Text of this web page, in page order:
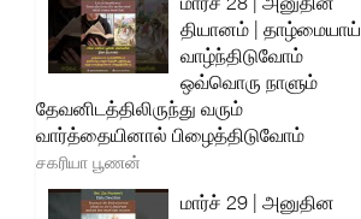
தியானம் | தாழ்மையாய்
வாழ்ந்திடுவோம்
ஒவ்வொரு நாளும்
தேவனிடத்திலிருந்து வரும்
வார்த்தையினால் பிழைத்திடுவோம்
சகரியா பூணன்
மார்ச் 29 | அனுதின